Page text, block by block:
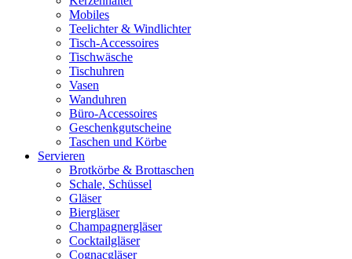
Mobiles
Teelichter & Windlichter
Tisch-Accessoires
Tischwäsche
Tischuhren
Vasen
Wanduhren
Büro-Accessoires
Geschenkgutscheine
Taschen und Körbe
Servieren
Brotkörbe & Brottaschen
Schale, Schüssel
Gläser
Biergläser
Champagnergläser
Cocktailgläser
Cognacgläser